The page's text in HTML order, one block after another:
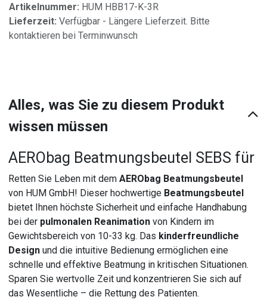
Artikelnummer: HUM HBB17-K-3R
Lieferzeit: Verfügbar - Längere Lieferzeit. Bitte
kontaktieren bei Terminwunsch
Alles, was Sie zu diesem Produkt
wissen müssen
AERObag Beatmungsbeutel SEBS für
Retten Sie Leben mit demAERObag Beatmungsbeutel
von HUM GmbH! Dieser hochwertige Beatmungsbeutel
bietet Ihnen höchste Sicherheit und einfache Handhabung
bei der pulmonalen Reanimation von Kindern im
Gewichtsbereich von 10-33 kg. Das kinderfreundliche
Design und die intuitive Bedienung ermöglichen eine
schnelle und effektive Beatmung in kritischen Situationen.
Sparen Sie wertvolle Zeit und konzentrieren Sie sich auf
das Wesentliche – die Rettung des Patienten.